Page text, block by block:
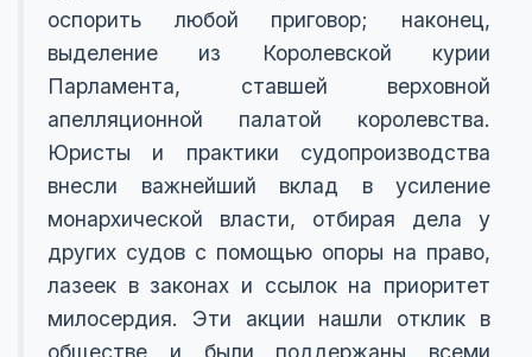
оспорить любой приговор; наконец,
выделение из Королевской курии
Парламента, ставшей верховной
апелляционной палатой королевства.
Юристы и практики судопроизводства
внесли важнейший вклад в усиление
монархической власти, отбирая дела у
других судов с помощью опоры на право,
лазеек в законах и ссылок на приоритет
милосердия. Эти акции нашли отклик в
обществе и были поддержаны всеми